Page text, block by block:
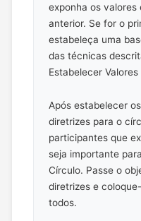
exponha os valores
anterior. Se for o
estabeleça uma
das técnicas
Estabelecer Valores
Após estabelecer
diretrizes para o
participantes que
seja importante
Círculo. Passe o
diretrizes e
todos.